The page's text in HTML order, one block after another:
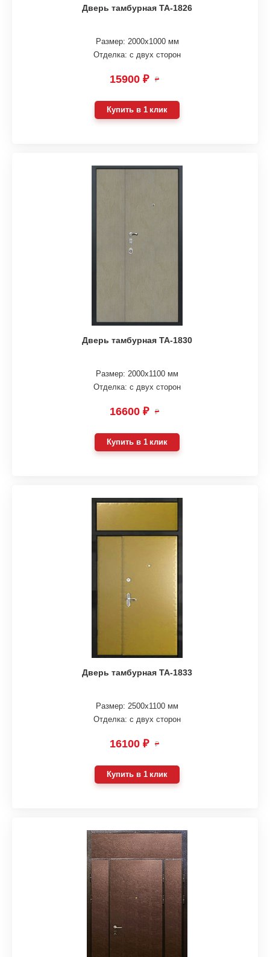
Дверь тамбурная ТА-1826
Размер: 2000х1000 мм
Отделка: с двух сторон
15900 ₽ ₽
Купить в 1 клик
Дверь тамбурная ТА-1830
Размер: 2000х1100 мм
Отделка: с двух сторон
16600 ₽ ₽
Купить в 1 клик
Дверь тамбурная ТА-1833
Размер: 2500х1100 мм
Отделка: с двух сторон
16100 ₽ ₽
Купить в 1 клик